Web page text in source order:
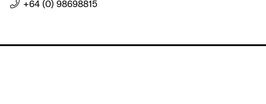
+64 (0) 98698815